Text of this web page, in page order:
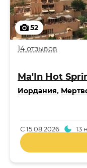
52
14 отзывов
Ma'In Hot
Иордания,
С15.08.2026 13